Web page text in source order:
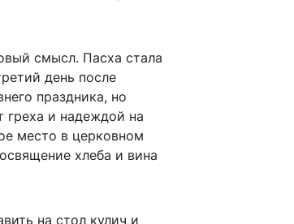
смысл. Пасха стала
день после
праздника, но
и надеждой на
место в церковном
хлеба и вина
на стол кулич и